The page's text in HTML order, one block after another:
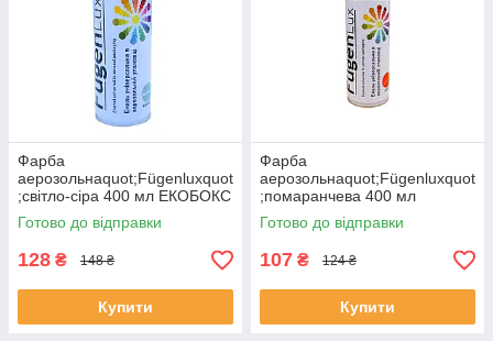
Фарба
аерозольнаquot;Fügenluxquot
;світло-сіра 400 мл ЕКОБОКС
Готово до відправки
128 ₴ 148 ₴
Купити
Фарба
аерозольнаquot;Fügenluxquot
;помаранчева 400 мл
ЕКОБОКС
Готово до відправки
107 ₴ 124 ₴
Купити